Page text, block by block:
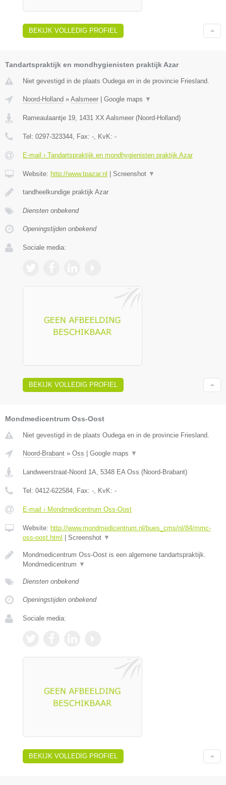
BEKIJK VOLLEDIG PROFIEL
Tandartspraktijk en mondhygienisten praktijk Azar
Niet gevestigd in de plaats Oudega en in de provincie Friesland.
Noord-Holland » Aalsmeer | Google maps ▼
Rameaulaantje 19 1431 XX Aalsmeer (Noord-Holland)
Tel: 0297-323344 , Fax: - , KvK: -
E-mail › Tandartspraktijk en mondhygienisten praktijk Azar
Website: http://www.tpazar.nl | Screenshot ▼
tandheelkundige praktijk Azar
Diensten onbekend
Openingstijden onbekend
Sociale media:
BEKIJK VOLLEDIG PROFIEL
Mondmedicentrum Oss-Oost
Niet gevestigd in de plaats Oudega en in de provincie Friesland.
Noord-Brabant » Oss Google maps ▼
Landweerstraat-Noord 1A, 5348 EA Oss (Noord-Brabant)
Tel: 0412-622584, Fax: -, KvK: -
E-mail › Mondmedicentrum Oss-Oost
Website: http://www.mondmedicentrum.nl/bues_cms/nl/84/mmc-
oss-oost.html
Screenshot ▼
Mondmedicentrum Oss-Oost is een algemene tandartspraktijk.
Mondmedicentrum ▼
Diensten onbekend
Openingstijden onbekend
Sociale media:
BEKIJK VOLLEDIG PROFIEL